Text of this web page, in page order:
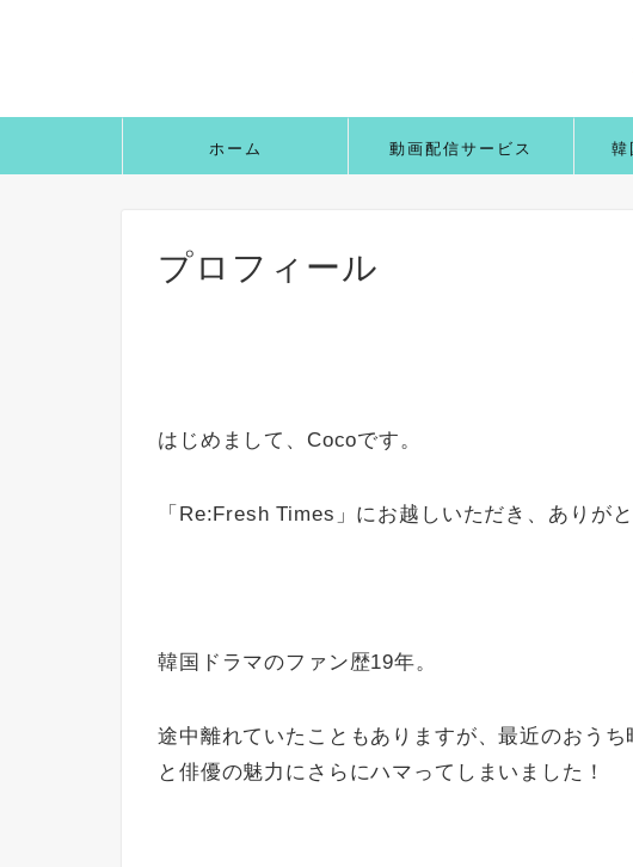
ホーム 動画配信サービス 韓
プロフィール
はじめまして、Cocoです。
「Re:Fresh Times」にお越しいただき、ありが
韓国ドラマのファン歴19年。
途中離れていたこともありますが、最近のおう
と俳優の魅力にさらにハマってしまいました！